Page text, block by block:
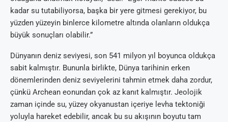
kadar su tutabiliyorsa, başka bir yere gitmesi gerekiyor, bu
yüzden yüzeyin binlerce kilometre altında olanların oldukça
büyük sonuçları olabilir.”
Dünyanın deniz seviyesi, son 541 milyon yıl boyunca oldukça
sabit kalmıştır. Bununla birlikte, Dünya tarihinin erken
dönemlerinden deniz seviyelerini tahmin etmek daha zordur,
çünkü Archean eonundan çok az kanıt kalmıştır. Jeolojik
zaman içinde su, yüzey okyanustan içeriye levha tektoniği
yoluyla hareket edebilir, ancak bu su akışının boyutu tam